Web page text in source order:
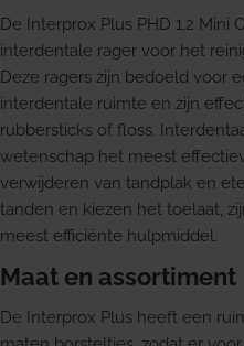
De Interprox Plus PHD 1,2 Mini
interdentale rager voor het
Deze ragers zijn bedoeld voor
interdentale ruimte en zijn
rubbersticks of floss.
wetenschap het meest
verwijderen van tandplak en
tanden en kiezen het toelaat,
meest efficiënte hulpmiddel.
Maat en assortiment
De Interprox Plus heeft een